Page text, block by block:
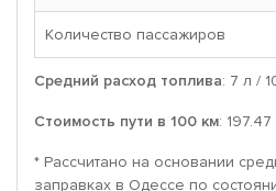
Количество пассажиров
Средний расход топлива: 7 л /
Стоимость пути в 100 км: 197.47
* Рассчитано на основании
заправках в Одессе по